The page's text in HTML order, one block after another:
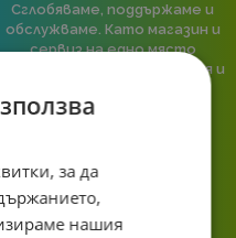
Сглобяваме, поддържаме и
обслужваме. Като магазин и
сервиз на едно място
гарантираме бърза реакция и
система.
за да
нашия